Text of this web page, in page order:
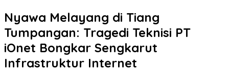
Nyawa Melayang di Tiang
Tumpangan: Tragedi Teknisi PT
iOnet Bongkar Sengkarut
Infrastruktur Internet